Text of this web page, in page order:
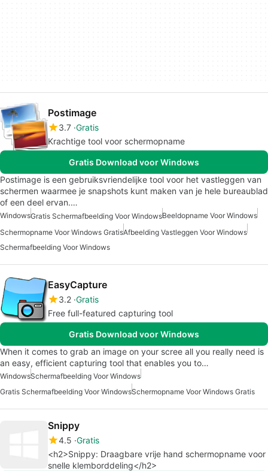
Postimage
3.7 Gratis
Krachtige tool voor schermopname
Gratis Download voor Windows
Postimage is een gebruiksvriendelijke tool voor het vastleggen van
schermen waarmee je snapshots kunt maken van je hele bureaublad
of een deel ervan.…
WindowsGratis Schermafbeelding Voor WindowsBeeldopname Voor Windows
Schermopname Voor Windows GratisAfbeelding Vastleggen Voor Windows
Schermafbeelding Voor Windows
EasyCapture
3.2 Gratis
Free full-featured capturing tool
Gratis Download voor Windows
When it comes to grab an image on your scree all you really need is
an easy, efficient capturing tool that enables you to…
WindowsSchermafbeelding Voor Windows
Gratis Schermafbeelding Voor WindowsSchermopname Voor Windows Gratis
Snippy
4.5 Gratis
<h2>Snippy: Draagbare vrije hand schermopname voor
snelle klemborddeling</h2>